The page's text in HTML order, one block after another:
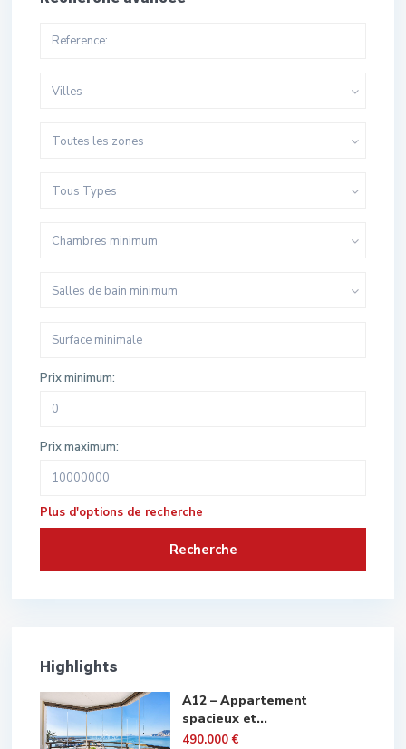
Villes
Toutes les zones
Tous Types
Chambres minimum
Salles de bain minimum
Prix minimum:
Prix maximum:
Plus d'options de recherche
Recherche
Highlights
A12 – Appartement
spacieux et...
490.000 €